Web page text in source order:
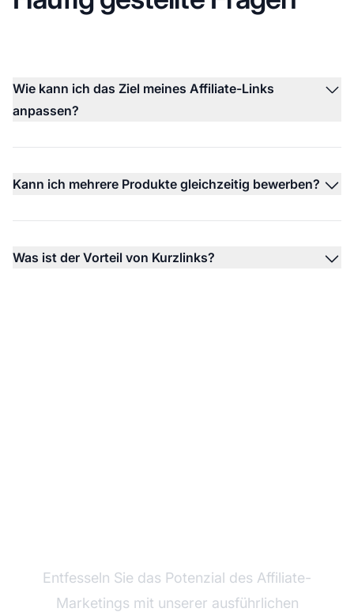
Wie kann ich das Ziel meines Affiliate-Links
anpassen?
Kann ich mehrere Produkte gleichzeitig bewerben?
Was ist der Vorteil von Kurzlinks?
Entfesseln Sie das Potenzial des Affiliate-
Marketings mit unserer ausführlichen